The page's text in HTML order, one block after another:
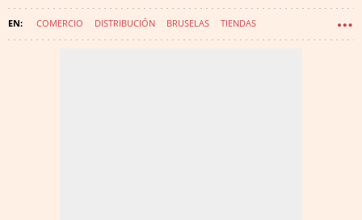
COMERCIO DISTRIBUCIÓN BRUSELAS TIENDAS